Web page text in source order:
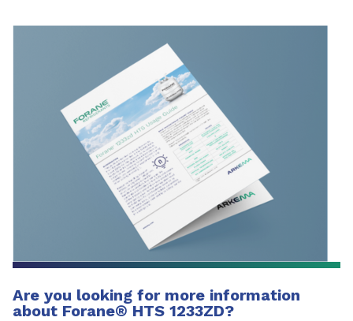
Are you looking for more information
about Forane® HTS 1233ZD?